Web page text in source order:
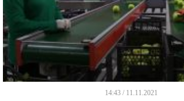
14:43 / 11.11.2021